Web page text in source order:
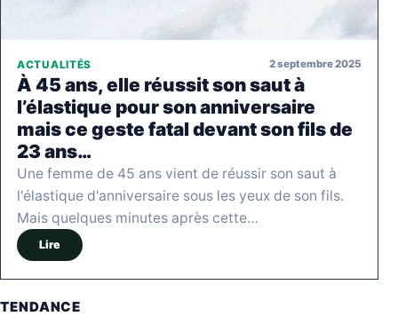
ACTUALITÉS 2 septembre 2025
À 45 ans, elle réussit son saut à
l’élastique pour son anniversaire
mais ce geste fatal devant son fils de
23 ans…
Une femme de 45 ans vient de réussir son saut à
l'élastique d'anniversaire sous les yeux de son fils.
Mais quelques minutes après cette…
Lire
TENDANCE